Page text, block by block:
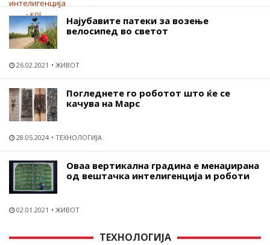
Најубавите патеки за возење
велосипед во светот
26.02.2021 ЖИВОТ
Погледнете го роботот што ќе се
качува на Марс
28.05.2024 ТЕХНОЛОГИЈА
Оваа вертикална градина е менаџирана
од вештачка интелигенција и роботи
02.01.2021 ЖИВОТ
ТЕХНОЛОГИЈА